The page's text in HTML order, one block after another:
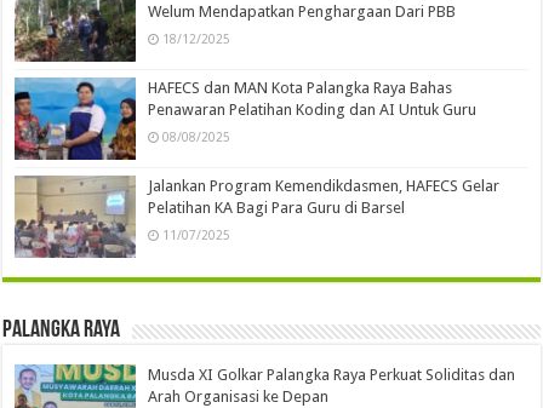
Welum Mendapatkan Penghargaan Dari PBB
18/12/2025
HAFECS dan MAN Kota Palangka Raya Bahas
Penawaran Pelatihan Koding dan AI Untuk Guru
08/08/2025
Jalankan Program Kemendikdasmen, HAFECS Gelar
Pelatihan KA Bagi Para Guru di Barsel
11/07/2025
Palangka Raya
Musda XI Golkar Palangka Raya Perkuat Soliditas dan
Arah Organisasi ke Depan